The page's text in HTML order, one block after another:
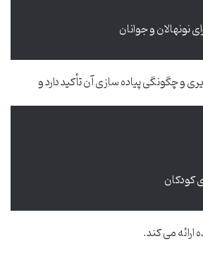
نونهالان و جوانان
و چگونگی پیاده سازی آن تأکید دارد و
کودکان
می کند.